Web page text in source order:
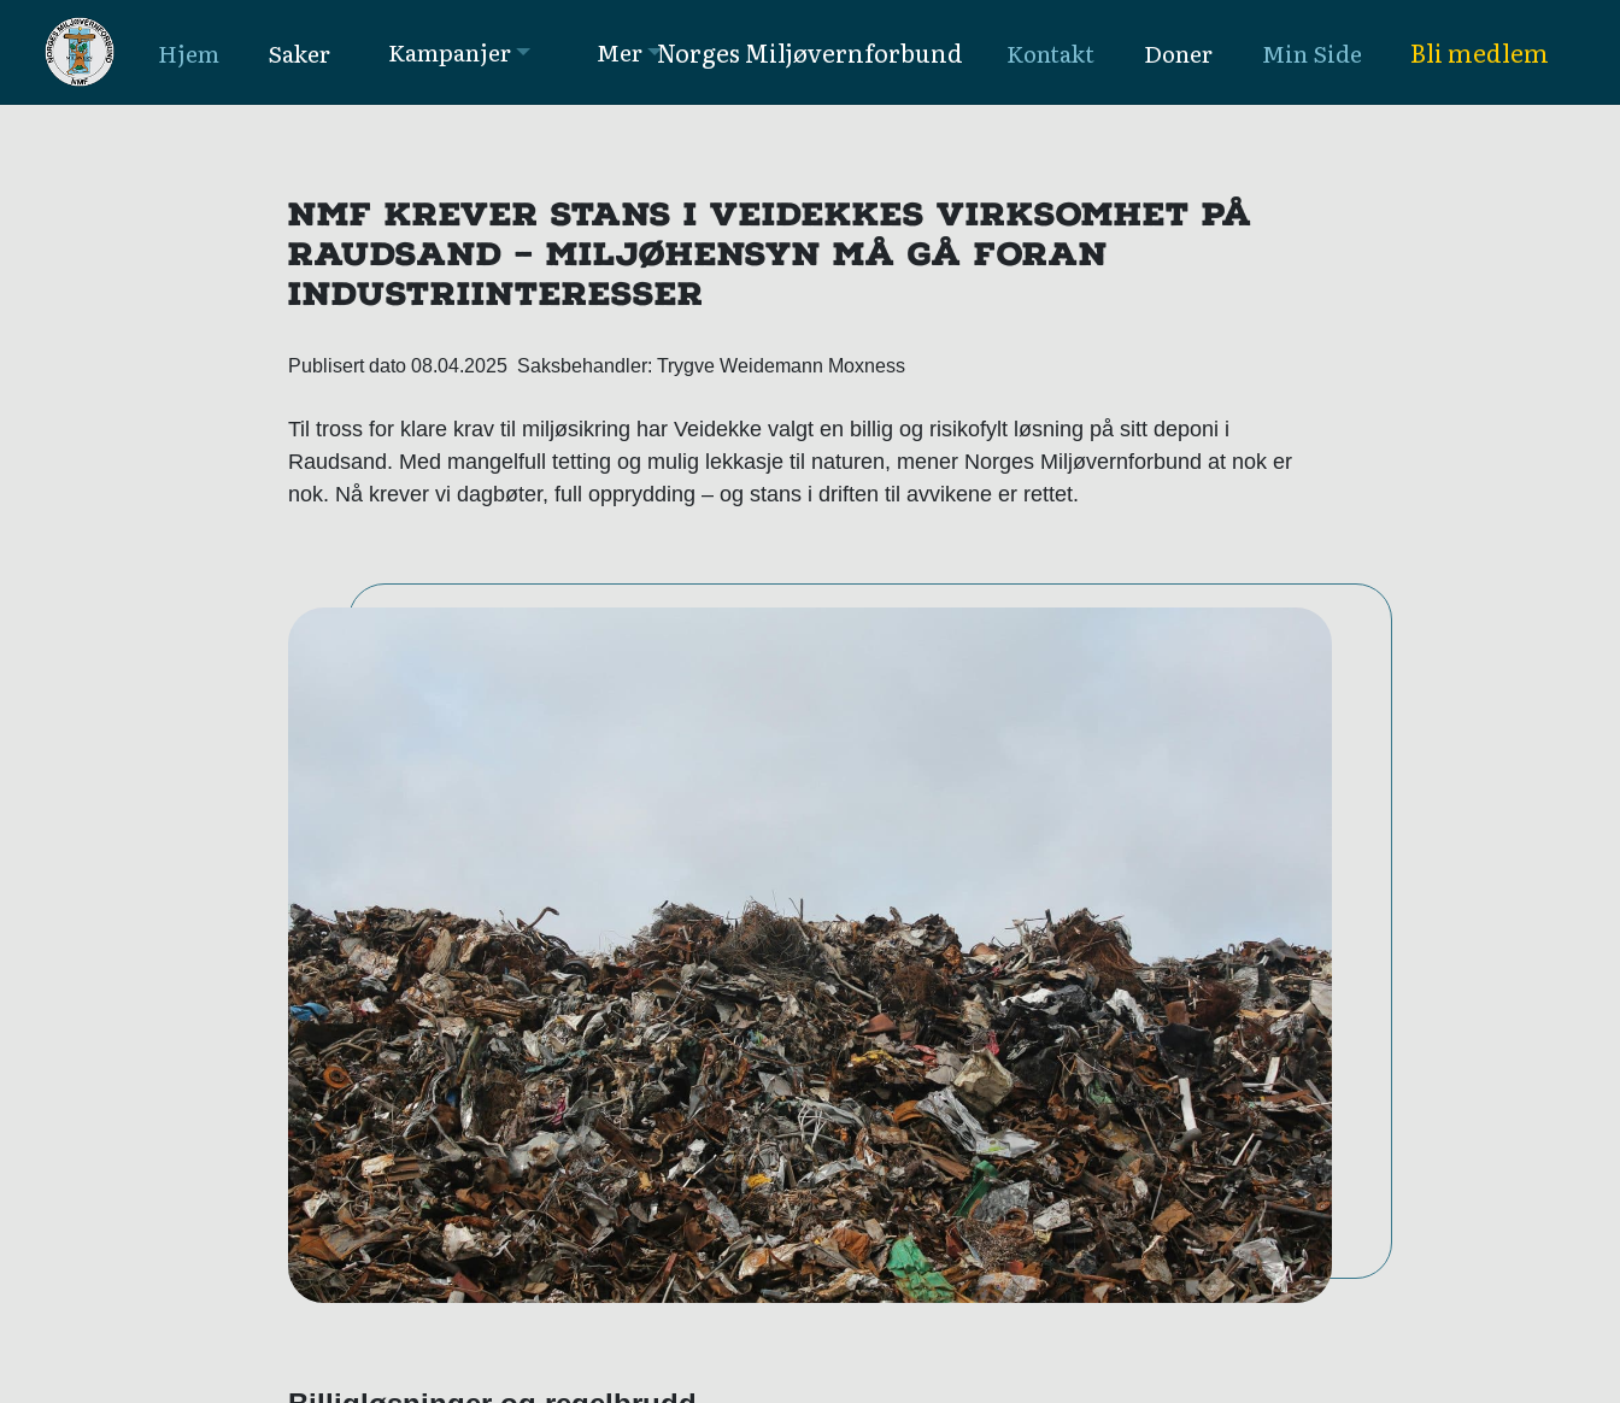
MAIN NAVIGATION
Hjem Saker Kampanjer Mer Norges Miljøvernforbund Kontakt Doner Min Side Bli medlem
NMF KREVER STANS I VEIDEKKES VIRKSOMHET PÅ
RAUDSAND – MILJØHENSYN MÅ GÅ FORAN
INDUSTRIINTERESSER
Publisert dato 08.04.2025 Saksbehandler: Trygve Weidemann Moxness
Til tross for klare krav til miljøsikring har Veidekke valgt en billig og risikofylt løsning på sitt deponi i
Raudsand. Med mangelfull tetting og mulig lekkasje til naturen, mener Norges Miljøvernforbund at nok er
nok. Nå krever vi dagbøter, full opprydding – og stans i driften til avvikene er rettet.